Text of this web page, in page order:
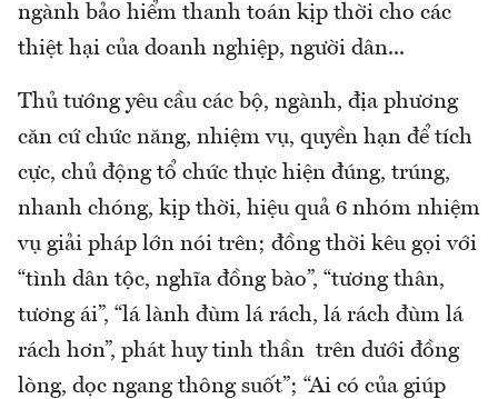
ngành bảo hiểm thanh toán kịp thời cho các
thiệt hại của doanh nghiệp, người dân...
Thủ tướng yêu cầu các bộ, ngành, địa phương
căn cứ chức năng, nhiệm vụ, quyền hạn để tích
cực, chủ động tổ chức thực hiện đúng, trúng,
nhanh chóng, kịp thời, hiệu quả 6 nhóm nhiệm
vụ giải pháp lớn nói trên; đồng thời kêu gọi với
“tình dân tộc, nghĩa đồng bào”, “tương thân,
tương ái”, “lá lành đùm lá rách, lá rách đùm lá
rách hơn”, phát huy tinh thần trên dưới đồng
lòng, dọc ngang thông suốt”; “Ai có của giúp